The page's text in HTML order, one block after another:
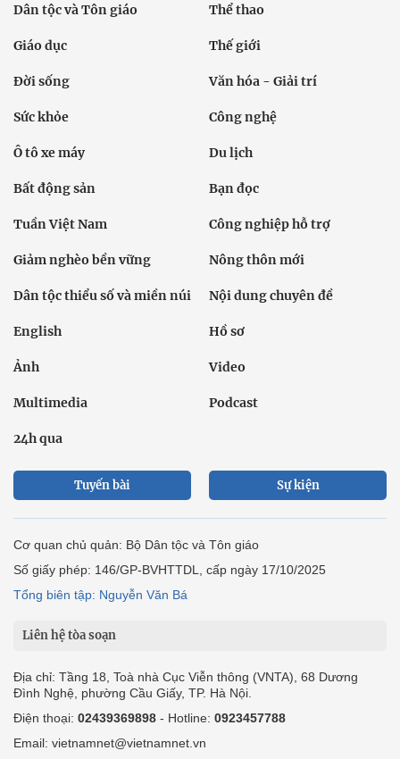
Dân tộc và Tôn giáo Thể thao
Giáo dục Thế giới
Đời sống Văn hóa - Giải trí
Sức khỏe Công nghệ
Ô tô xe máy Du lịch
Bất động sản Bạn đọc
Tuần Việt Nam Công nghiệp hỗ trợ
Giảm nghèo bền vững Nông thôn mới
Dân tộc thiểu số và miền núi Nội dung chuyên đề
English Hồ sơ
Ảnh Video
Multimedia Podcast
24h qua
Tuyến bài Sự kiện
Cơ quan chủ quản: Bộ Dân tộc và Tôn giáo
Số giấy phép: 146/GP-BVHTTDL, cấp ngày 17/10/2025
Tổng biên tập: Nguyễn Văn Bá
Liên hệ tòa soạn
Địa chỉ: Tầng 18, Toà nhà Cục Viễn thông (VNTA), 68 Dương
Đình Nghệ, phường Cầu Giấy, TP. Hà Nội.
Điện thoại: 02439369898 - Hotline: 0923457788
Email: vietnamnet@vietnamnet.vn